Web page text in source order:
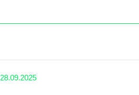
28.09.2025